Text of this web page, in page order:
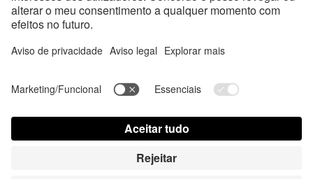
comerciais da Google LLC.
Contact us today Configurações de cookies